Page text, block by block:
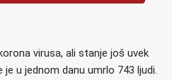
virusa, ali stanje još uvek
u jednom danu umrlo 743 ljudi.